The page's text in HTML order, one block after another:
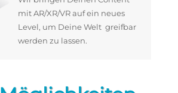
mit AR/XR/VR auf ein neues
Level, um Deine Welt greifbar
werden zu lassen.